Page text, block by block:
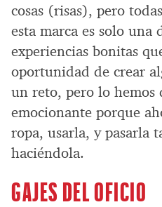
cosas (risas), pero
esta marca es solo una
experiencias bonitas
oportunidad de crear
un reto, pero lo hemos
emocionante porque
ropa, usarla, y pasarla
haciéndola.
GAJES DEL OFICIO